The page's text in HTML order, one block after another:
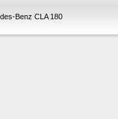
Benz CLA 180